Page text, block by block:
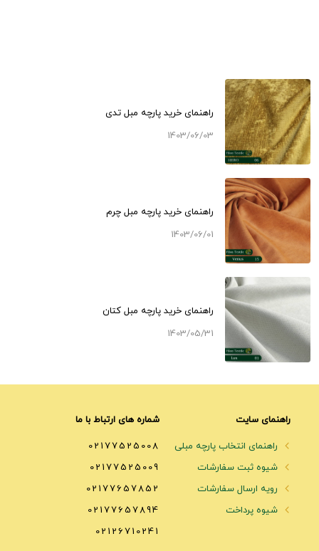
راهنمای خرید پارچه مبل تدی
1403/06/03
راهنمای خرید پارچه مبل چرم
1403/06/01
راهنمای خرید پارچه مبل کتان
1403/05/31
راهنمای سایت
راهنمای انتخاب پارچه مبلی
شیوه ثبت سفارشات
رویه ارسال سفارشات
شیوه پرداخت
شماره های ارتباط با ما
02177525008
02177525009
02177657852
02177657894
02126710241